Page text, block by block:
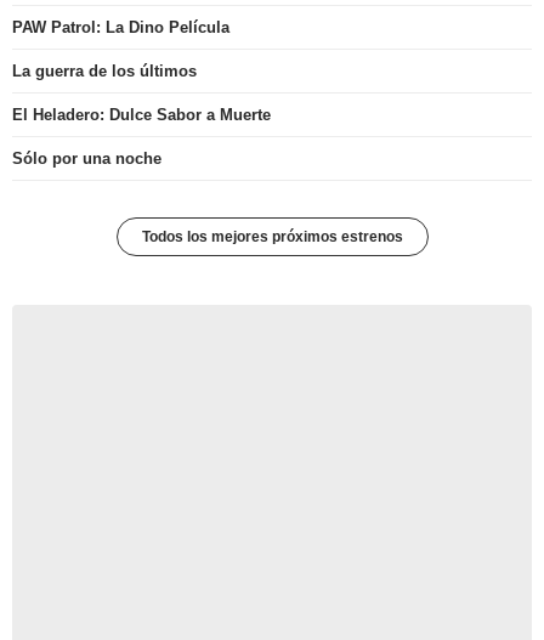
PAW Patrol: La Dino Película
La guerra de los últimos
El Heladero: Dulce Sabor a Muerte
Sólo por una noche
Todos los mejores próximos estrenos